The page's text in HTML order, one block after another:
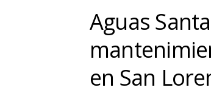
Aguas
en San